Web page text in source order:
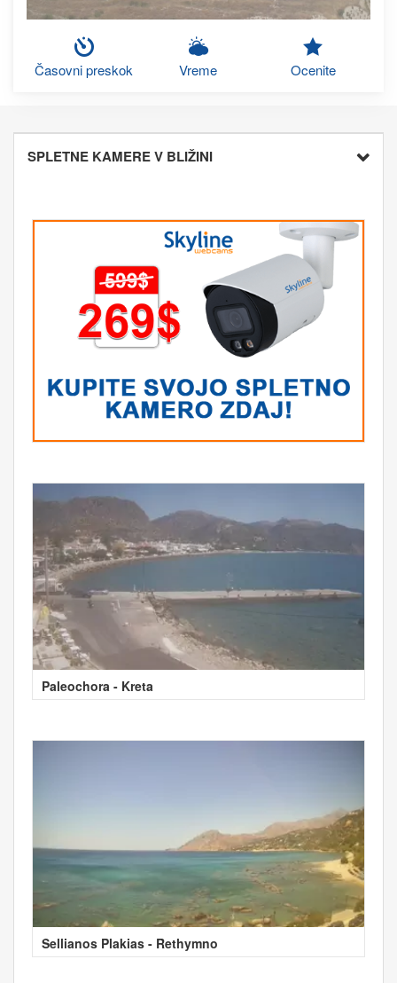
Časovni preskok Vreme Ocenite
SPLETNE KAMERE V BLIŽINI
Paleochora - Kreta
Sellianos Plakias - Rethymno